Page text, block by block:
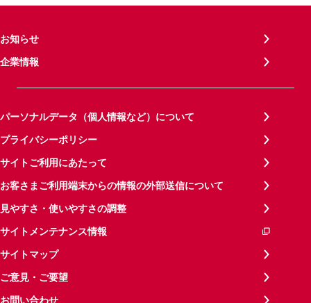
お知らせ
企業情報
パーソナルデータ（個人情報など）について
プライバシーポリシー
サイトご利用にあたって
お客さまご利用端末からの情報の外部送信について
見やすさ・使いやすさの調整
サイトメンテナンス情報
サイトマップ
ご意見・ご要望
お問い合わせ